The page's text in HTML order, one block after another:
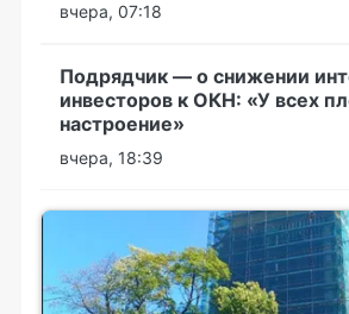
вчера, 07:18
Подрядчик — о снижении
инвесторов к ОКН: «У всех
настроение»
вчера, 18:39